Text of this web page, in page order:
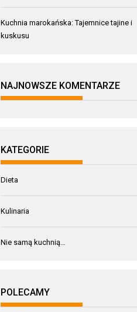
Kuchnia marokańska: Tajemnice tajine i
kuskusu
NAJNOWSZE KOMENTARZE
KATEGORIE
Dieta
Kulinaria
Nie samą kuchnią…
POLECAMY